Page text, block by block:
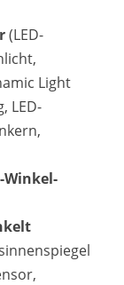
(LED-
Light
LED-